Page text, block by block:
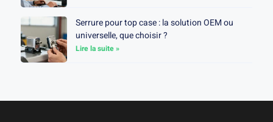
Serrure pour top case : la solution OEM ou
universelle, que choisir ?
Lire la suite »